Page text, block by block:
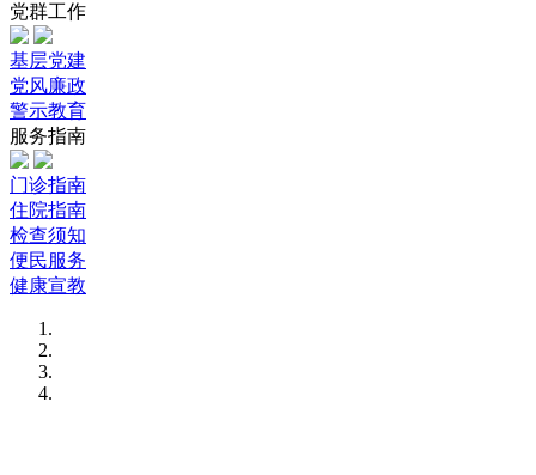
党群工作
基层党建
党风廉政
警示教育
服务指南
门诊指南
住院指南
检查须知
便民服务
健康宣教